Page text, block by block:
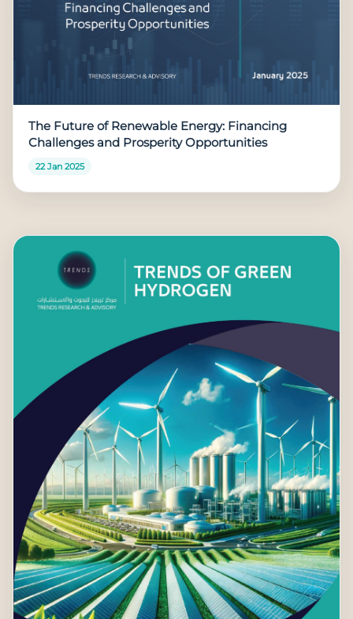
The Future of Renewable Energy: Financing
Challenges and Prosperity Opportunities
22 Jan 2025